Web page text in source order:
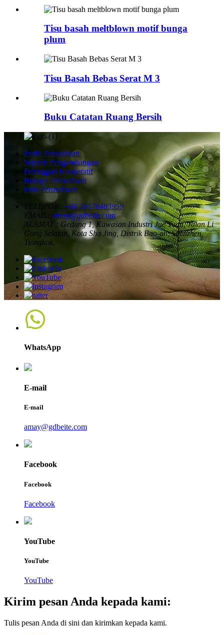
Tisu basah meltblown motif bunga
plum
Tisu Basah Bebas Serat M 3
Buku Catatan Ruang Bersih
Profil Perusahaan
Sejarah Pengembangan
Pelanggan Kooperatif
Budaya Perusahaan
Foto Perusahaan
TELEPON: +86 18576483959
EMAIL:
amay@gdbeite.com
ALAMAT : Gedung 1, Kawasan Industri Jue Yuan, Jalan Li
Gang Selatan, Kota Sha Jing, Distrik Bao-an, Shenzhen,
Tiongkok.
WhatsApp
E-mail
E-mail
amay@gdbeite.com
Facebook
Facebook
Facebook
YouTube
YouTube
YouTube
Kirim pesan Anda kepada kami:
Tulis pesan Anda di sini dan kirimkan kepada kami.